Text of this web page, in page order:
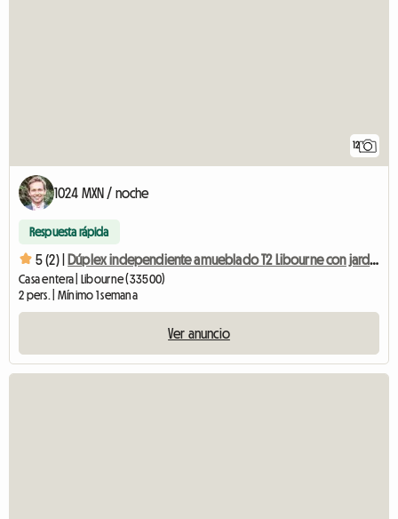
12
1024 MXN / noche
Respuesta rápida
5 (2) | Dúplex independiente amueblado T2 Libourne con jardín y aparcamiento
Casa entera | Libourne (33500)
2 pers. | Mínimo 1 semana
Ver anuncio